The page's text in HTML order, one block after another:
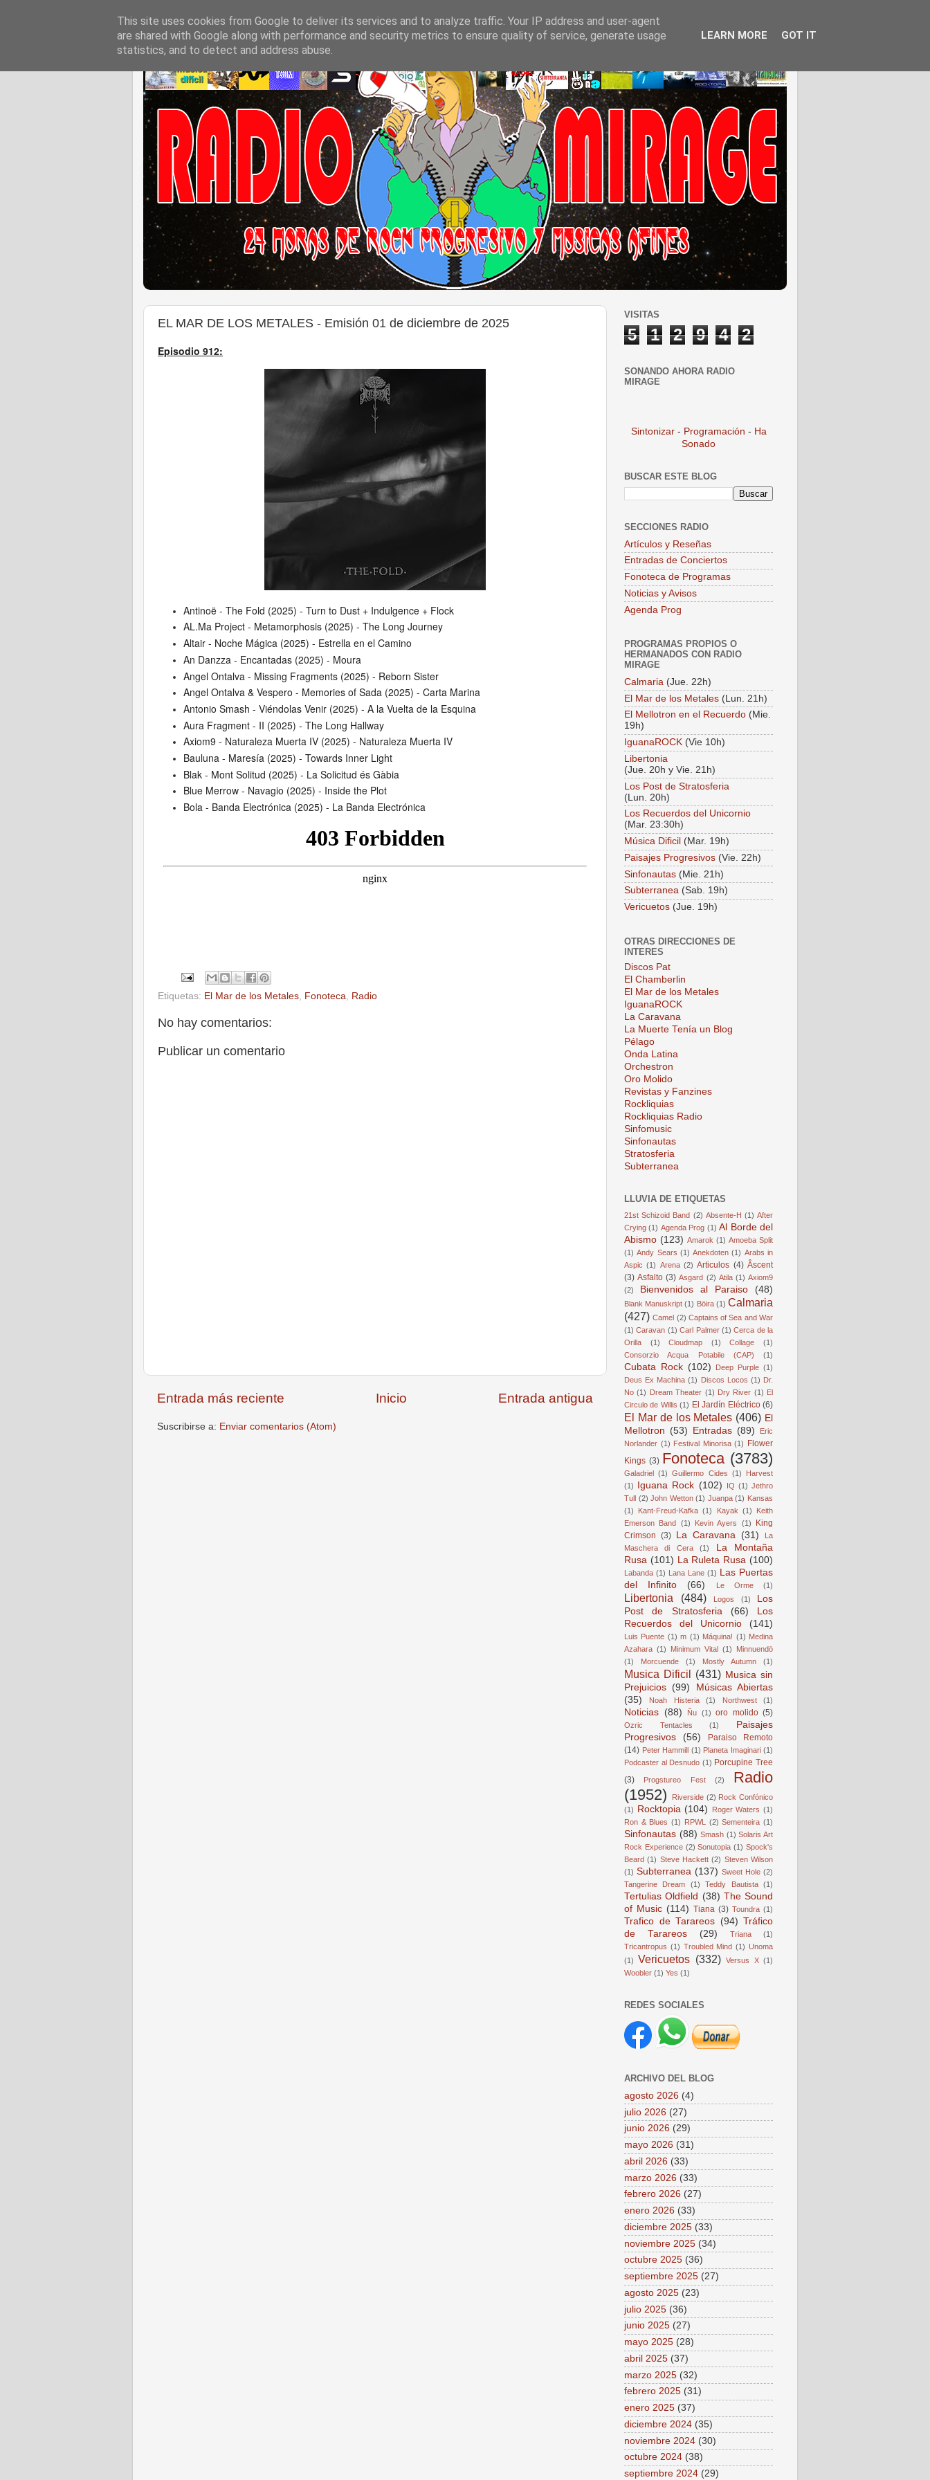
EL MAR DE LOS METALES - Emisión 01 de diciembre de 2025
Episodio 912:
Antinoë - The Fold (2025) - Turn to Dust + Indulgence + Flock
AL.Ma Project - Metamorphosis (2025) - The Long Journey
Altair - Noche Mágica (2025) - Estrella en el Camino
An Danzza - Encantadas (2025) - Moura
Angel Ontalva - Missing Fragments (2025) - Reborn Sister
Angel Ontalva & Vespero - Memories of Sada (2025) - Carta Marina
Antonio Smash - Viéndolas Venir (2025) - A la Vuelta de la Esquina
Aura Fragment - II (2025) - The Long Hallway
Axiom9 - Naturaleza Muerta IV (2025) - Naturaleza Muerta IV
Bauluna - Maresía (2025) - Towards Inner Light
Blak - Mont Solitud (2025) - La Solicitud és Gàbia
Blue Merrow - Navagio (2025) - Inside the Plot
Bola - Banda Electrónica (2025) - La Banda Electrónica
Etiquetas: El Mar de los Metales, Fonoteca, Radio
No hay comentarios:
Publicar un comentario
Entrada más reciente Entrada antigua
Inicio
Suscribirse a: Enviar comentarios (Atom)
VISITAS
5 1 2 9 4 2
SONANDO AHORA RADIO
MIRAGE
Sintonizar - Programación - Ha
Sonado
BUSCAR ESTE BLOG
SECCIONES RADIO
Artículos y Reseñas
Entradas de Conciertos
Fonoteca de Programas
Noticias y Avisos
Agenda Prog
PROGRAMAS PROPIOS O
HERMANADOS CON RADIO
MIRAGE
Calmaria (Jue. 22h)
El Mar de los Metales (Lun. 21h)
El Mellotron en el Recuerdo (Mie.
19h)
IguanaROCK (Vie 10h)
Libertonia
(Jue. 20h y Vie. 21h)
Los Post de Stratosferia
(Lun. 20h)
Los Recuerdos del Unicornio
(Mar. 23:30h)
Música Dificil (Mar. 19h)
Paisajes Progresivos (Vie. 22h)
Sinfonautas (Mie. 21h)
Subterranea (Sab. 19h)
Vericuetos (Jue. 19h)
OTRAS DIRECCIONES DE
INTERES
Discos Pat
El Chamberlin
El Mar de los Metales
IguanaROCK
La Caravana
La Muerte Tenía un Blog
Pélago
Onda Latina
Orchestron
Oro Molido
Revistas y Fanzines
Rockliquias
Rockliquias Radio
Sinfomusic
Sinfonautas
Stratosferia
Subterranea
LLUVIA DE ETIQUETAS
21st Schizoid Band (2) Absente-H (1) After
Crying (1) Agenda Prog (1) Al Borde del
Abismo (123) Amarok (1) Amoeba Split
(1) Andy Sears (1) Anekdoten (1) Arabs in
Aspic (1) Arena (2) Articulos (4) Âscent
(3) Asfalto (3) Asgard (2) Atila (1) Axiom9
(2)
Bienvenidos al Paraiso (48)
Blank Manuskript (1) Böira (1) Calmaria
(427) Camel (2) Captains of Sea and War
(1) Caravan (1) Carl Palmer (1) Cerca de la
Orilla
(1) Cloudmap (1) Collage
(1)
Consorzio Acqua Potabile (CAP)
(1)
Cubata Rock (102) Deep Purple (1)
Deus Ex Machina (1) Discos Locos (1) Dr.
No (1) Dream Theater (1) Dry River (1) El
Circulo de Willis (1) El Jardín Eléctrico (6)
El Mar de los Metales (406) El
Mellotron (53) Entradas (89)
Eric
Norlander (1) Festival Minorisa (1) Flower
Kings (3) Fonoteca (3783)
Galadriel (1) Guillermo Cides (1)
Harvest
(1) Iguana Rock (102) IQ (1) Jethro
Tull (2) John Wetton (1) Juanpa (1) Kansas
(1)
Kant-Freud-Kafka (1) Kayak (1)
Keith
Emerson Band (1) Kevin Ayers (1)
King
Crimson (3) La Caravana (31)
La
Maschera di Cera
(1)
La Montaña
Rusa (101) La Ruleta Rusa (100)
Labanda (1) Lana Lane (1) Las Puertas
del Infinito
(66) Le Orme (1)
Libertonia (484) Logos (1)
Los
Post de Stratosferia
(66)
Los
Recuerdos del Unicornio
(141)
Luis Puente (1) m (1) Máquina! (1) Medina
Azahara (1) Minimum Vital (1)
Minnuendö
(1)
Morcuende (1) Mostly Autumn (1)
Musica Dificil (431) Musica sin
Prejuicios (99)
Músicas Abiertas
(35)
Noah Histeria (1) Northwest (1)
Noticias (88) Ñu (1) oro molido (5)
Ozric Tentacles (1)
Paisajes
Progresivos
(56)
Paraiso Remoto
(14) Peter Hammill (1) Planeta Imaginari (1)
Podcaster al Desnudo (1) Porcupine Tree
(3)
Progstureo Fest (2)
Radio
(1952)
Riverside (2) Rock Confónico
(1) Rocktopia (104) Roger Waters (1)
Ron & Blues (1) RPWL (2) Sementeira (1)
Sinfonautas (88) Smash (1) Solaris Art
Rock Experience (2) Sonutopia (1) Spock's
Beard (1) Steve Hackett (2) Steven Wilson
(1) Subterranea (137) Sweet Hole (2)
Tangerine Dream
(1) Teddy Bautista (1)
Tertulias Oldfield (38) The Sound
of Music (114) Tiana (3) Toundra (1)
Trafico de Tarareos (94) Tráfico
de Tarareos
(29) Triana
(1)
Tricantropus (1) Troubled Mind (1) Unoma
(1)
Vericuetos (332) Versus X (1)
Woobler (1) Yes (1)
REDES SOCIALES
ARCHIVO DEL BLOG
agosto 2026 (4)
julio 2026 (27)
junio 2026 (29)
mayo 2026 (31)
abril 2026 (33)
marzo 2026 (33)
febrero 2026 (27)
enero 2026 (33)
diciembre 2025 (33)
noviembre 2025 (34)
octubre 2025 (36)
septiembre 2025 (27)
agosto 2025 (23)
julio 2025 (36)
junio 2025 (27)
mayo 2025 (28)
abril 2025 (37)
marzo 2025 (32)
febrero 2025 (31)
enero 2025 (37)
diciembre 2024 (35)
noviembre 2024 (30)
octubre 2024 (38)
septiembre 2024 (29)
This site uses cookies from Google to deliver its services and to analyze traffic. Your IP address and user-agent
are shared with Google along with performance and security metrics to ensure quality of service, generate usage
statistics, and to detect and address abuse.
LEARN MORE GOT IT